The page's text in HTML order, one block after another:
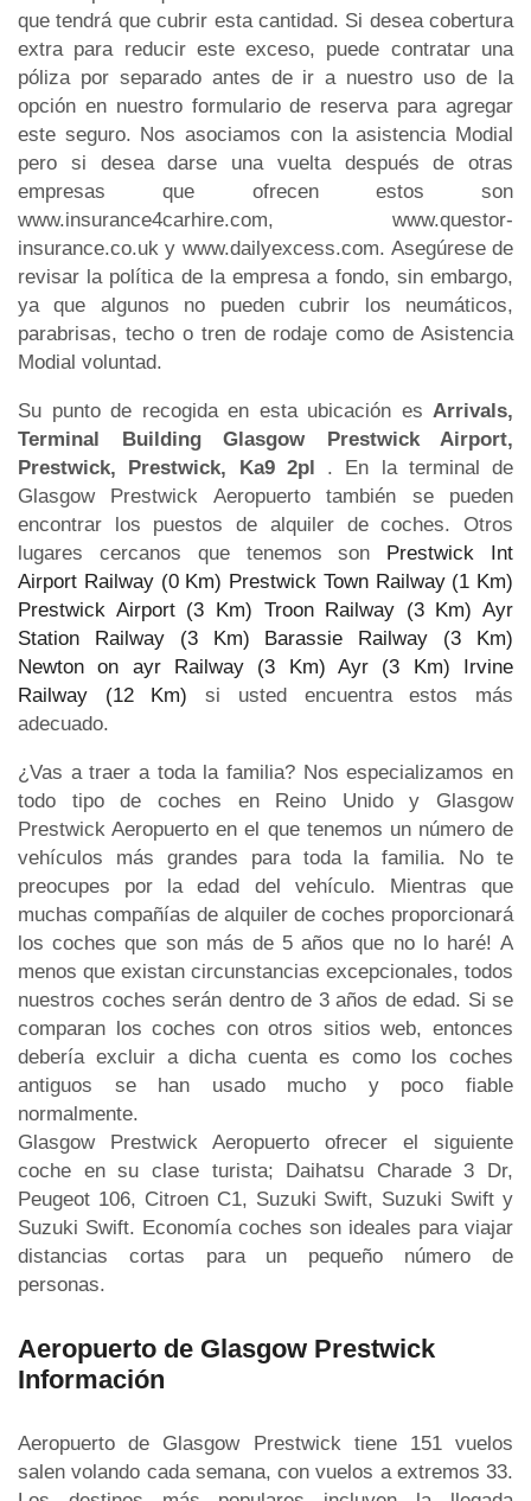
que tendrá que cubrir esta cantidad. Si desea cobertura
extra para reducir este exceso, puede contratar una
póliza por separado antes de ir a nuestro uso de la
opción en nuestro formulario de reserva para agregar
este seguro. Nos asociamos con la asistencia Modial
pero si desea darse una vuelta después de otras
empresas que ofrecen estos son
www.insurance4carhire.com, www.questor-
insurance.co.uk y www.dailyexcess.com. Asegúrese de
revisar la política de la empresa a fondo, sin embargo,
ya que algunos no pueden cubrir los neumáticos,
parabrisas, techo o tren de rodaje como de Asistencia
Modial voluntad.
Su punto de recogida en esta ubicación es Arrivals,
Terminal Building Glasgow Prestwick Airport,
Prestwick, Prestwick, Ka9 2pl . En la terminal de
Glasgow Prestwick Aeropuerto también se pueden
encontrar los puestos de alquiler de coches. Otros
lugares cercanos que tenemos son Prestwick Int
Airport Railway (0 Km) Prestwick Town Railway (1 Km)
Prestwick Airport (3 Km) Troon Railway (3 Km) Ayr
Station Railway (3 Km)
Barassie Railway (3 Km)
Newton on ayr Railway (3 Km) Ayr (3 Km)
Irvine
Railway (12 Km) si usted encuentra estos más
adecuado.
¿Vas a traer a toda la familia? Nos especializamos en
todo tipo de coches en Reino Unido y Glasgow
Prestwick Aeropuerto en el que tenemos un número de
vehículos más grandes para toda la familia. No te
preocupes por la edad del vehículo. Mientras que
muchas compañías de alquiler de coches proporcionará
los coches que son más de 5 años que no lo haré! A
menos que existan circunstancias excepcionales, todos
nuestros coches serán dentro de 3 años de edad. Si se
comparan los coches con otros sitios web, entonces
debería excluir a dicha cuenta es como los coches
antiguos se han usado mucho y poco fiable
normalmente.
Glasgow Prestwick Aeropuerto ofrecer el siguiente
coche en su clase turista; Daihatsu Charade 3 Dr,
Peugeot 106, Citroen C1, Suzuki Swift, Suzuki Swift y
Suzuki Swift. Economía coches son ideales para viajar
distancias cortas para un pequeño número de
personas.
Aeropuerto de Glasgow Prestwick
Información
Aeropuerto de Glasgow Prestwick tiene 151 vuelos
salen volando cada semana, con vuelos a extremos 33.